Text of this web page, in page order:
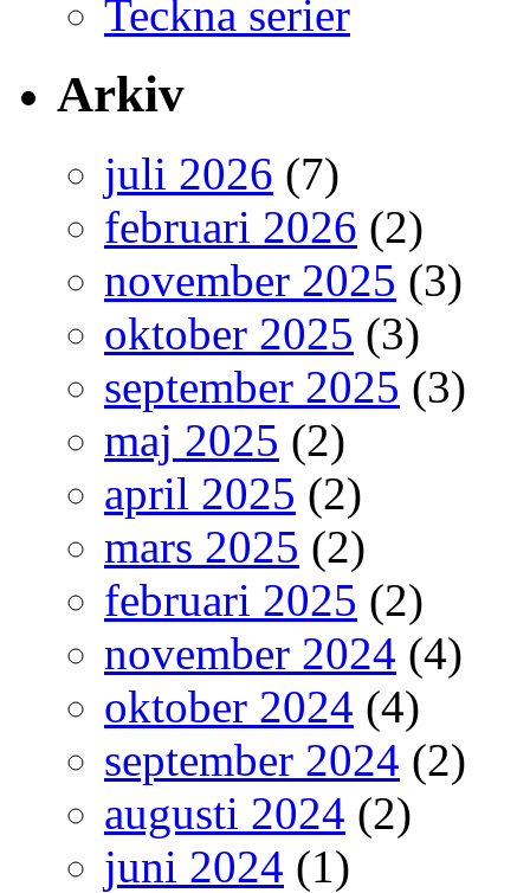
Teckna serier
Arkiv
juli 2026 (7)
februari 2026 (2)
november 2025 (3)
oktober 2025 (3)
september 2025 (3)
maj 2025 (2)
april 2025 (2)
mars 2025 (2)
februari 2025 (2)
november 2024 (4)
oktober 2024 (4)
september 2024 (2)
augusti 2024 (2)
juni 2024 (1)